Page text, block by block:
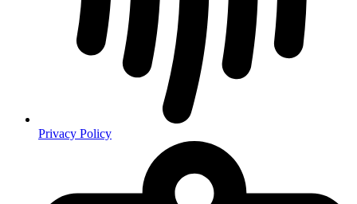
Privacy Policy